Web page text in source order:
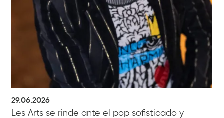
29.06.2026
Les Arts se rinde ante el pop sofisticado y